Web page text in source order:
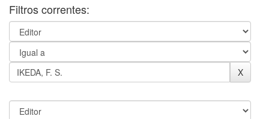
Filtros correntes: